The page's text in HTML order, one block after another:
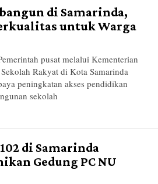
di Samarinda,
untuk Warga
pusat melalui Kementerian
Rakyat di Kota Samarinda
peningkatan akses pendidikan
sekolah
di Samarinda
Gedung PC NU